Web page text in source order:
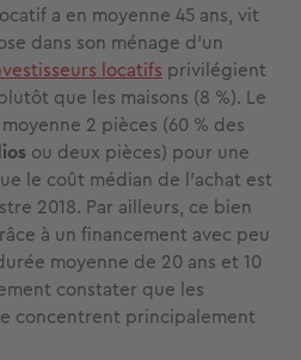
a en moyenne 45 ans, vit
dans son ménage d’un
locatifs privilégient
que les maisons (8 %). Le
2 pièces (60 % des
ou deux pièces) pour une
le coût médian de l'achat est
2018. Par ailleurs, ce bien
à un financement avec peu
moyenne de 20 ans et 10
constater que les
concentrent principalement